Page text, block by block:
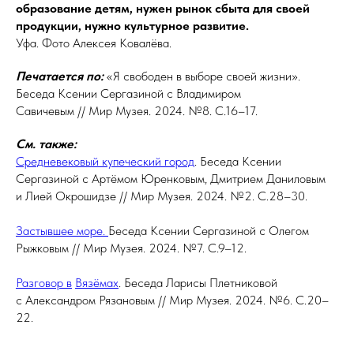
образование детям, нужен рынок сбыта для своей
продукции, нужно культурное развитие.
Уфа. Фото Алексея Ковалёва.
Печатается по:«Я свободен в выборе своей жизни».
Беседа Ксении Сергазиной с Владимиром
Савичевым // Мир Музея. 2024. №8. С.16–17.
См. также:
Средневековый купеческий город. Беседа Ксении
Сергазиной с Артёмом Юренковым, Дмитрием Даниловым
и Лией Окрошидзе // Мир Музея. 2024. №2. С.28–30.
Застывшее море. Беседа Ксении Сергазиной с Олегом
Рыжковым // Мир Музея. 2024. №7. С.9–12.
Разговор в Вязёмах. Беседа Ларисы Плетниковой
с Александром Рязановым // Мир Музея. 2024. №6. С.20–
22.